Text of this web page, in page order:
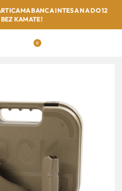
BANCA INTESA NA DO 12
BEZ KAMATE!
0